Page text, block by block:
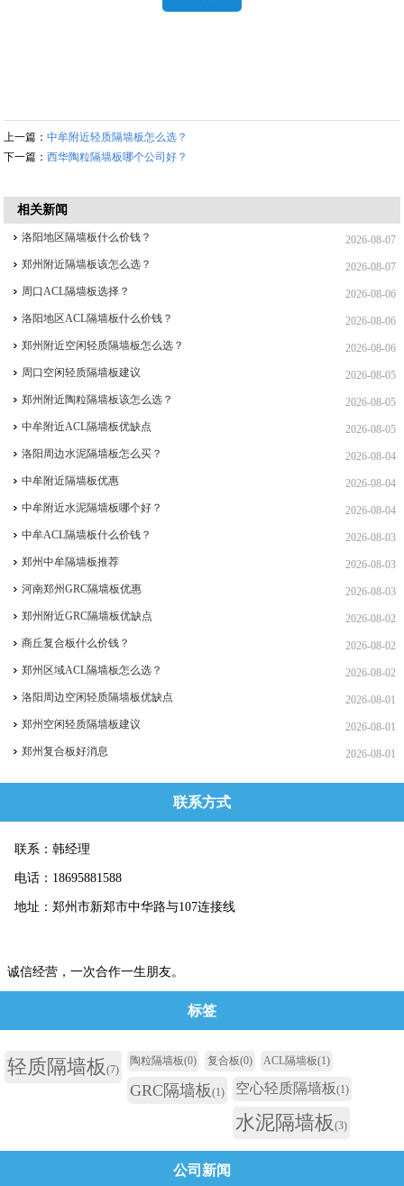
上一篇：中牟附近轻质隔墙板怎么选？
下一篇：西华陶粒隔墙板哪个公司好？
相关新闻
2026-08-07
洛阳地区隔墙板什么价钱？
2026-08-07
郑州附近隔墙板该怎么选？
2026-08-06
周口ACL隔墙板选择？
2026-08-06
洛阳地区ACL隔墙板什么价钱？
2026-08-06
郑州附近空闲轻质隔墙板怎么选？
2026-08-05
周口空闲轻质隔墙板建议
2026-08-05
郑州附近陶粒隔墙板该怎么选？
2026-08-05
中牟附近ACL隔墙板优缺点
2026-08-04
洛阳周边水泥隔墙板怎么买？
2026-08-04
中牟附近隔墙板优惠
2026-08-04
中牟附近水泥隔墙板哪个好？
2026-08-03
中牟ACL隔墙板什么价钱？
2026-08-03
郑州中牟隔墙板推荐
2026-08-03
河南郑州GRC隔墙板优惠
2026-08-02
郑州附近GRC隔墙板优缺点
2026-08-02
商丘复合板什么价钱？
2026-08-02
郑州区域ACL隔墙板怎么选？
2026-08-01
洛阳周边空闲轻质隔墙板优缺点
2026-08-01
郑州空闲轻质隔墙板建议
2026-08-01
郑州复合板好消息
联系方式
联系：韩经理
电话：18695881588
地址：郑州市新郑市中华路与107连接线
诚信经营，一次合作一生朋友。
标签
轻质隔墙板 (7)
陶粒隔墙板(0) 复合板(0) ACL隔墙板(1)
GRC隔墙板(1) 空心轻质隔墙板(1)
水泥隔墙板 (3)
公司新闻